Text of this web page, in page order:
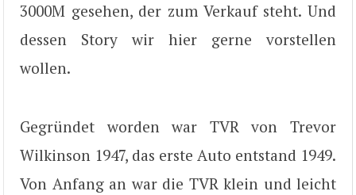
3000M gesehen, der zum Verkauf steht. Und
dessen Story wir hier gerne vorstellen
wollen.
Gegründet worden war TVR von Trevor
Wilkinson 1947, das erste Auto entstand 1949.
Von Anfang an war die TVR klein und leicht